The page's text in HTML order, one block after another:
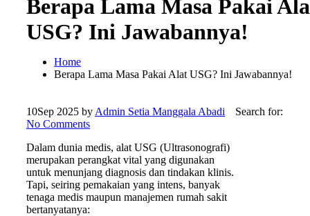
Berapa Lama Masa Pakai
USG? Ini Jawabannya!
Home
Berapa Lama Masa Pakai Alat USG? Ini Jawabannya!
10Sep 2025 by Admin Setia Manggala Abadi
No Comments
Dalam dunia medis, alat USG (Ultrasonografi)
merupakan perangkat vital yang digunakan
untuk menunjang diagnosis dan tindakan klinis.
Tapi, seiring pemakaian yang intens, banyak
tenaga medis maupun manajemen rumah sakit
bertanyatanya:
Search for: